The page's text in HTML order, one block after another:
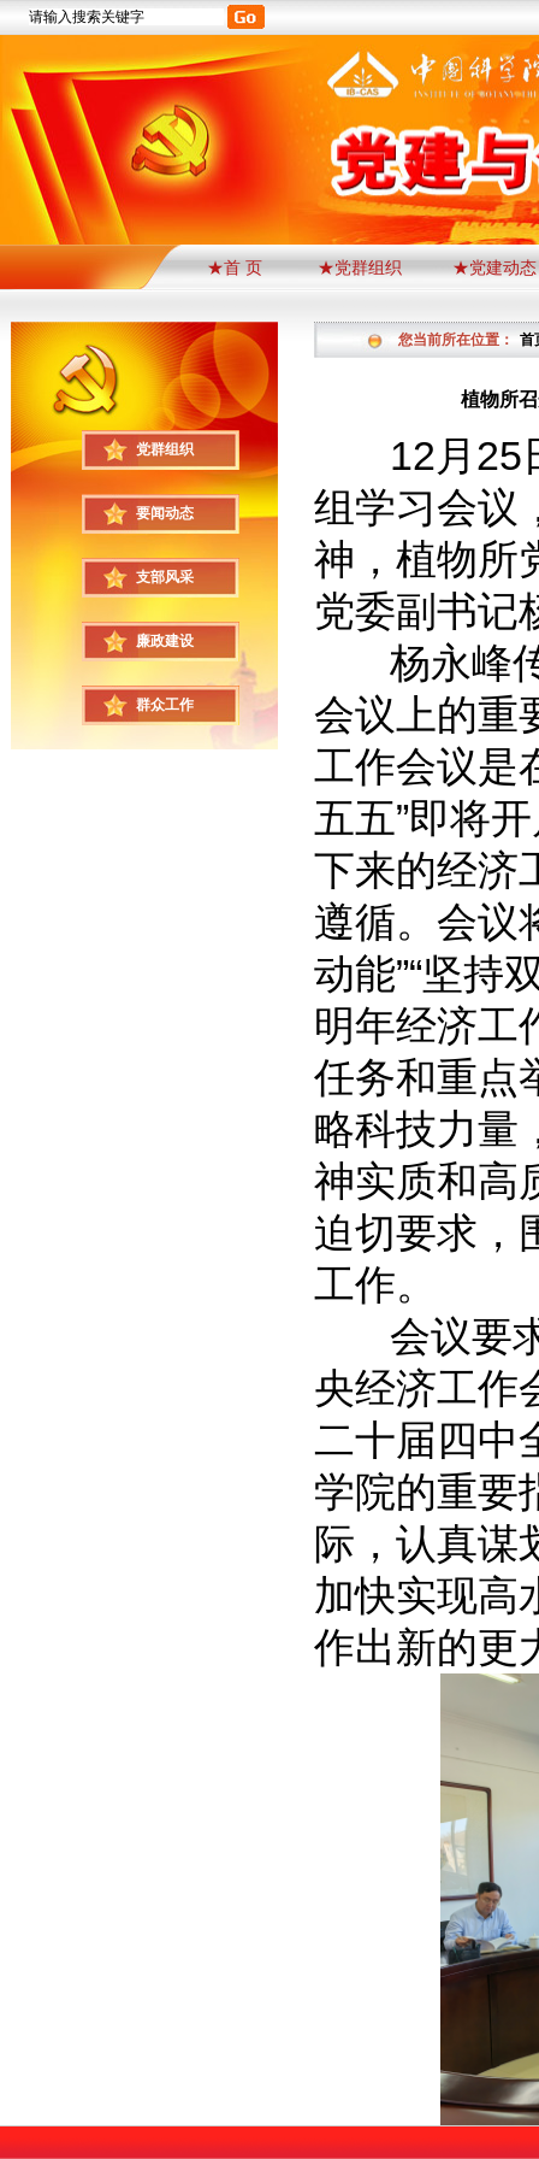
★首 页 ★党群组织 ★党建动态
党群组织
要闻动态
支部风采
廉政建设
群众工作
您当前所在位置： 首
植物所
12月25日
组学习会议
神，植物所
党委副书记
杨永峰传
会议上的重
工作会议是
五五”即将
下来的经济
遵循。会议
动能”“坚持
明年经济工
任务和重点
略科技力量
神实质和高
迫切要求，
工作。
会议要求
央经济工作
二十届四中
学院的重要
际，认真谋
加快实现高
作出新的更